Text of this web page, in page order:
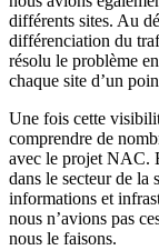
différents sites. Au
différenciation du
résolu le problème
chaque site d’un
Une fois cette
comprendre de
avec le projet NAC.
dans le secteur de la
informations et
nous n’avions pas
nous le faisons.